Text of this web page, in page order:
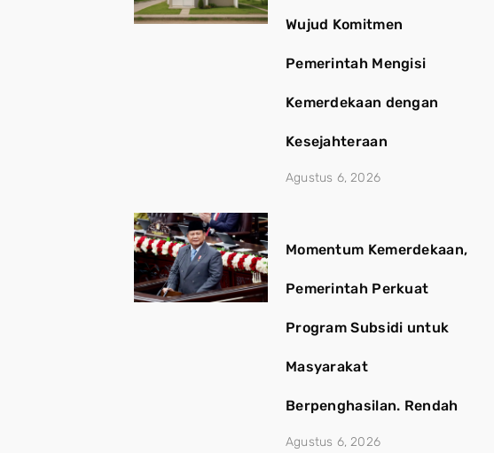
Wujud Komitmen
Pemerintah Mengisi
Kemerdekaan dengan
Kesejahteraan
Agustus 6, 2026
Momentum Kemerdekaan,
Pemerintah Perkuat
Program Subsidi untuk
Masyarakat
Berpenghasilan. Rendah
Agustus 6, 2026